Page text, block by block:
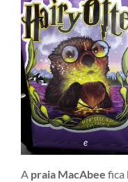
e
A praia MacAbee fica